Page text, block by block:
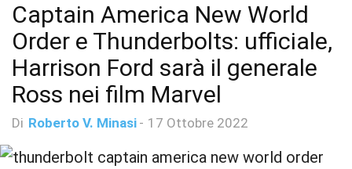
Captain America New World
Order e Thunderbolts: ufficiale,
Harrison Ford sarà il generale
Ross nei film Marvel
Di Roberto V. Minasi - 17 Ottobre 2022